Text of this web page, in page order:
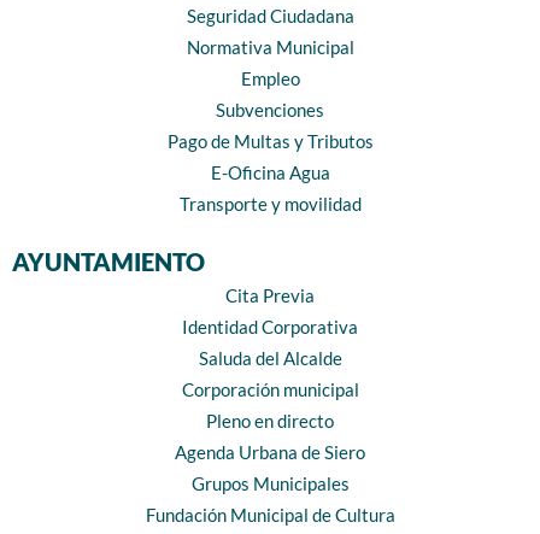
Seguridad Ciudadana
Normativa Municipal
Empleo
Subvenciones
Pago de Multas y Tributos
E-Oficina Agua
Transporte y movilidad
AYUNTAMIENTO
Cita Previa
Identidad Corporativa
Saluda del Alcalde
Corporación municipal
Pleno en directo
Agenda Urbana de Siero
Grupos Municipales
Fundación Municipal de Cultura